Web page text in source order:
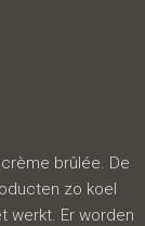
brûlée. De
zo koel
werkt. Er worden